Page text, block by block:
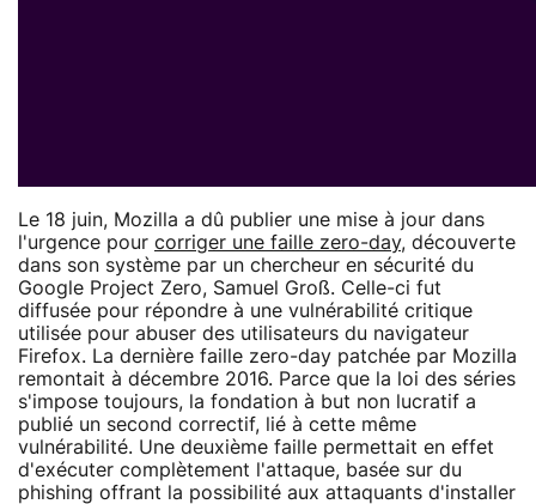
Le 18 juin, Mozilla a dû publier une mise à jour dans
l'urgence pour corriger une faille zero-day, découverte
dans son système par un chercheur en sécurité du
Google Project Zero, Samuel Groß. Celle-ci fut
diffusée pour répondre à une vulnérabilité critique
utilisée pour abuser des utilisateurs du navigateur
Firefox. La dernière faille zero-day patchée par Mozilla
remontait à décembre 2016. Parce que la loi des séries
s'impose toujours, la fondation à but non lucratif a
publié un second correctif, lié à cette même
vulnérabilité. Une deuxième faille permettait en effet
d'exécuter complètement l'attaque, basée sur du
phishing offrant la possibilité aux attaquants d'installer